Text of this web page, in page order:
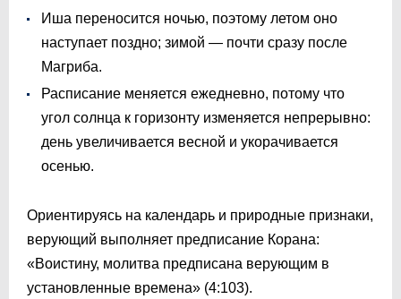
Иша переносится ночью, поэтому летом оно
наступает поздно; зимой — почти сразу после
Магриба.
Расписание меняется ежедневно, потому что
угол солнца к горизонту изменяется непрерывно:
день увеличивается весной и укорачивается
осенью.
Ориентируясь на календарь и природные признаки,
верующий выполняет предписание Корана:
«Воистину, молитва предписана верующим в
установленные времена» (4:103).